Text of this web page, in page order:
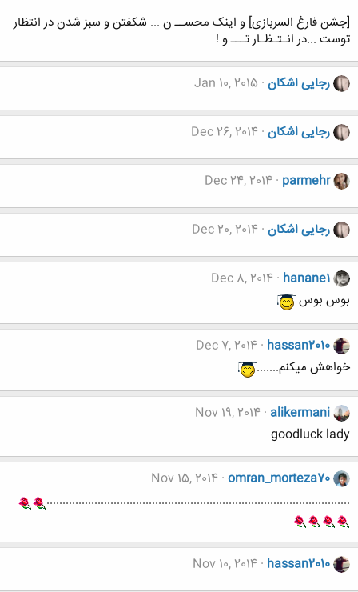
[جشن فارغ السربازی] و اینک محســ ن ... شکفتن و سبز شدن در انتظار
توست ...در انـتـظـار تـــ و !
رجایی اشکان Jan 10, 2015
رجایی اشکان Dec 26, 2014
parmehr
Dec 24, 2014
رجایی اشکان Dec 20, 2014
hanane1
Dec 8, 2014
بوس بوس
hassan2010
Dec 7, 2014
خواهش میکنم.......
alikermani
Nov 19, 2014
goodluck lady
omran_morteza70
Nov 15, 2014
...............................................................................................
hassan2010
Nov 10, 2014